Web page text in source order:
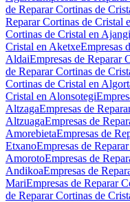
de Reparar Cortinas de
Reparar Cortinas de Cristal
Cortinas de Cristal en
Cristal en AketxeEmpresas
AldaiEmpresas de Reparar
de Reparar Cortinas de
Cortinas de Cristal en
Cristal en Alonsotegi
AltzagaEmpresas de
AltzuagaEmpresas de
AmorebietaEmpresas de
EtxanoEmpresas de
AmorotoEmpresas de
AndikoaEmpresas de
MariEmpresas de Reparar
de Reparar Cortinas de